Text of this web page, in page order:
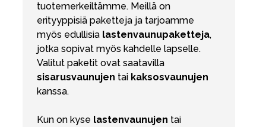
tuotemerkeiltämme. Meillä on
erityyppisiä paketteja ja tarjoamme
myös edullisia lastenvaunupaketteja,
jotka sopivat myös kahdelle lapselle.
Valitut paketit ovat saatavilla
sisarusvaunujen tai kaksosvaunujen
kanssa.
Kun on kyse lastenvaunujen tai